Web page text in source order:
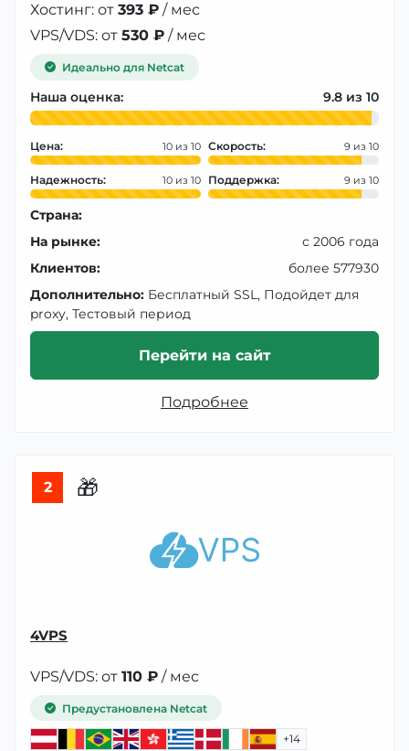
Хостинг: от 393 ₽ / мес
VPS/VDS: от 530 ₽ / мес
Идеально для Netcat
Наша оценка: 9.8
Цена: 10 Скорость: 9
Надежность: 10 Поддержка: 9
Страна:
На рынке:
с 2006 года
Клиентов:
более 577930
Дополнительно: Бесплатный SSL, Подойдет для
proxy, Тестовый период
Перейти на сайт
Подробнее
2 🎁
4VPS
VPS/VDS: от 110 ₽ / мес
Предустановлена Netcat
+14